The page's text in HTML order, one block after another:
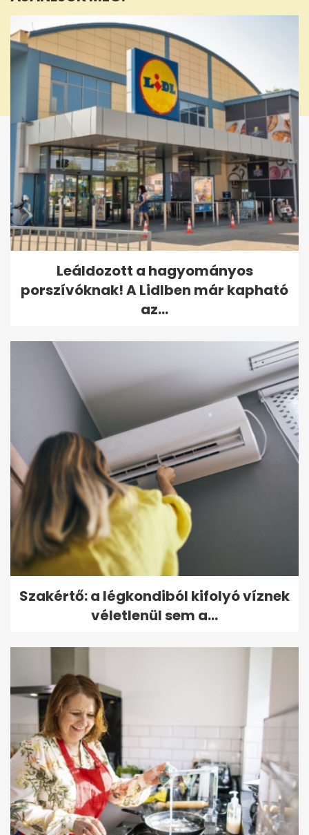
Leáldozott a hagyományos
porszívóknak! A Lidlben már kapható
az...
Szakértő: a légkondiból kifolyó víznek
véletlenül sem a...